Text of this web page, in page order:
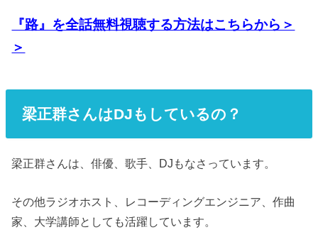
『路』を全話無料視聴する方法はこちらから＞
＞
梁正群さんはDJもしているの？
梁正群さんは、俳優、歌手、DJもなさっています。
その他ラジオホスト、レコーディングエンジニア、作曲
家、大学講師としても活躍しています。